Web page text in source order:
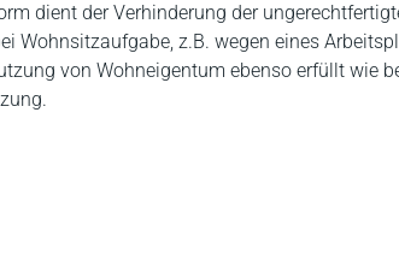
dient der Verhinderung der
Wohnsitzaufgabe, z.B. wegen eines
von Wohneigentum ebenso erfüllt wie